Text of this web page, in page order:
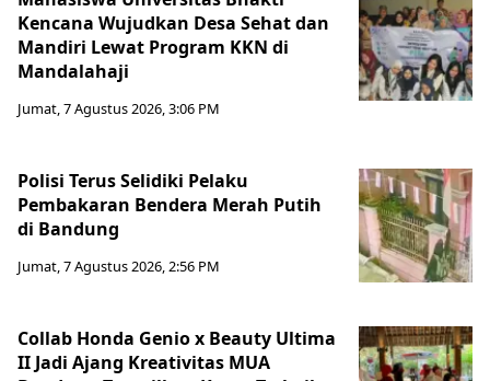
Kencana Wujudkan Desa Sehat dan
Mandiri Lewat Program KKN di
Mandalahaji
Jumat, 7 Agustus 2026, 3:06 PM
Polisi Terus Selidiki Pelaku
Pembakaran Bendera Merah Putih
di Bandung
Jumat, 7 Agustus 2026, 2:56 PM
Collab Honda Genio x Beauty Ultima
II Jadi Ajang Kreativitas MUA